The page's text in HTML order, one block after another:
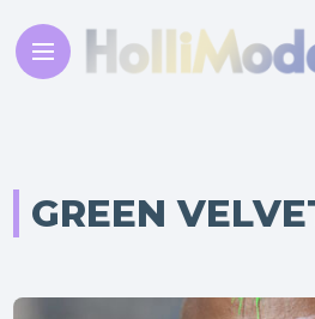
GREEN